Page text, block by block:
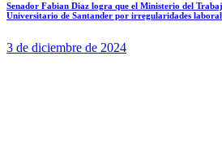
Senador Fabian Diaz logra que el Ministerio del
Universitario de Santander por irregularidades
3 de diciembre de 2024